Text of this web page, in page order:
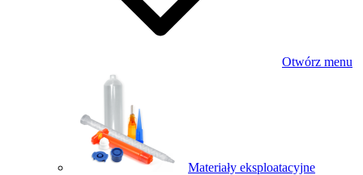
Otwórz menu
Materiały eksploatacyjne